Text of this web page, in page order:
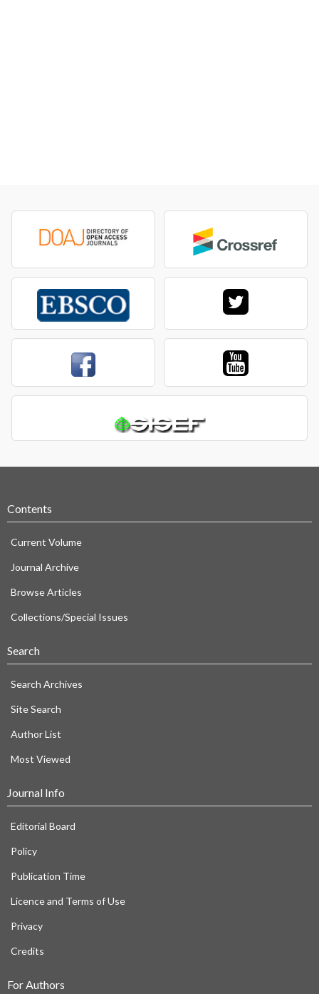
Contents
Current Volume
Journal Archive
Browse Articles
Collections/Special Issues
Search
Search Archives
Site Search
Author List
Most Viewed
Journal Info
Editorial Board
Policy
Publication Time
Licence and Terms of Use
Privacy
Credits
For Authors